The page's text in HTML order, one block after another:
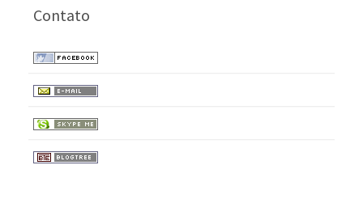
Contato